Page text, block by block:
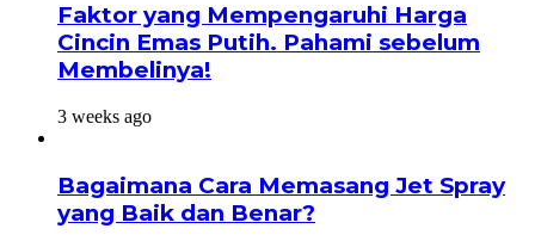
Faktor yang Mempengaruhi Harga
Cincin Emas Putih. Pahami sebelum
Membelinya!
3 weeks ago
Bagaimana Cara Memasang Jet Spray
yang Baik dan Benar?